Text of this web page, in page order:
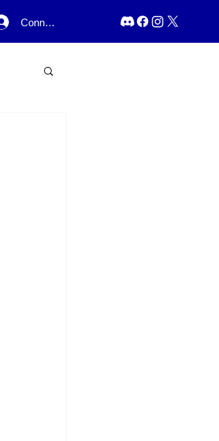
Connexion